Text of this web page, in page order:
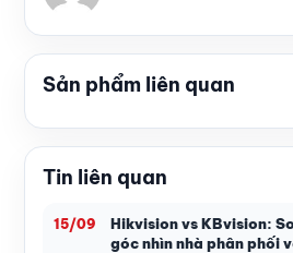
Sản phẩm liên quan
Tin liên quan
15/09
Hikvision vs KBvision:
góc nhìn nhà phân phối